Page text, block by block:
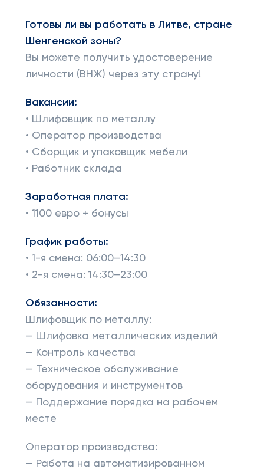
Готовы ли вы работать в Литве, стране
Шенгенской зоны?
Вы можете получить удостоверение
личности (ВНЖ) через эту страну!
Вакансии:
• Шлифовщик по металлу
• Оператор производства
• Сборщик и упаковщик мебели
• Работник склада
Заработная плата:
• 1100 евро + бонусы
График работы:
• 1-я смена: 06:00–14:30
• 2-я смена: 14:30–23:00
Обязанности:
Шлифовщик по металлу:
— Шлифовка металлических изделий
— Контроль качества
— Техническое обслуживание
оборудования и инструментов
— Поддержание порядка на рабочем
месте
Оператор производства:
— Работа на автоматизированном